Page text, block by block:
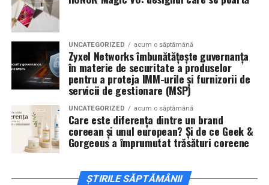
City Iulius Mall Suceava, de la 18:30, spectatorii sunt
invitați la film alături de regizorul
actoriiSergiu Costache, Vlad si Oana Gherman,
Alexandra Răduță.
Cineplexx Băneasa Shopping City
Bucureștigăzduiește o proiecție specială în prezența
întregii echipe pe15 februarie, de la 17:30.
ÎnCraiova , regizorul Paul Decuși actorii Sergiu
Costache, Azaleea Necula și Oana Gherman vor
Mall pe 16 februarie de la ora 18:00.
UNCATEGORIZED acum o săptămână
Zyxel Networks îmbunătățește guvernanța
în materie de securitate a produselor
pentru a proteja IMM-urile și furnizorii de
servicii de gestionare (MSP)
UNCATEGORIZED acum o săptămână
Care este diferența dintre un brand
coreean și unul european? Și de ce Geek &
Gorgeous a împrumutat trăsături coreene
ȘTIRILE SĂPTĂMÂNII